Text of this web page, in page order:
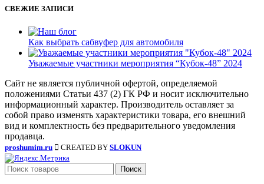
СВЕЖИЕ ЗАПИСИ
Как выбрать сабвуфер для автомобиля
Уважаемые участники мероприятия “Кубок-48” 2024
Сайт не является публичной офертой, определяемой
положениями Статьи 437 (2) ГК РФ и носит исключительно
информационный характер. Производитель оставляет за
собой право изменять характеристики товара, его внешний
вид и комплектность без предварительного уведомления
продавца.
proshumim.ru CREATED BY SLOKUN
Поиск